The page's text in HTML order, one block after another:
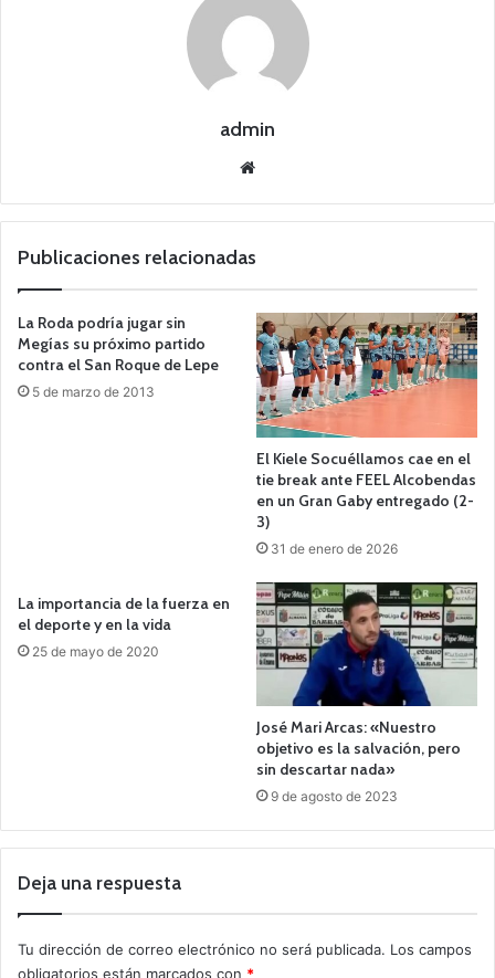
admin
we
Publicaciones relacionadas
La Roda podría jugar sin
Megías su próximo partido
contra el San Roque de Lepe
5 de marzo de 2013
El Kiele Socuéllamos cae en el
tie break ante FEEL Alcobendas
en un Gran Gaby entregado (2-
3)
31 de enero de 2026
La importancia de la fuerza en
el deporte y en la vida
25 de mayo de 2020
José Mari Arcas: «Nuestro
objetivo es la salvación, pero
sin descartar nada»
9 de agosto de 2023
Deja una respuesta
Tu dirección de correo electrónico no será publicada. Los campos
obligatorios están marcados con *